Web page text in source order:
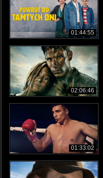
01:44:55
02:06:46
01:33:02